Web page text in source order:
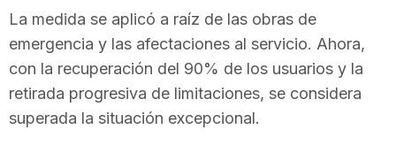
La medida se aplicó a raíz de las obras de
emergencia y las afectaciones al servicio. Ahora,
con la recuperación del 90% de los usuarios y la
retirada progresiva de limitaciones, se considera
superada la situación excepcional.